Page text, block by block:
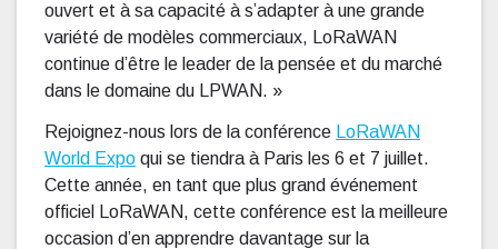
ouvert et à sa capacité à s’adapter à une grande
variété de modèles commerciaux, LoRaWAN
continue d’être le leader de la pensée et du marché
dans le domaine du LPWAN. »
Rejoignez-nous lors de la conférence LoRaWAN
World Expo qui se tiendra à Paris les 6 et 7 juillet.
Cette année, en tant que plus grand événement
officiel LoRaWAN, cette conférence est la meilleure
occasion d’en apprendre davantage sur la